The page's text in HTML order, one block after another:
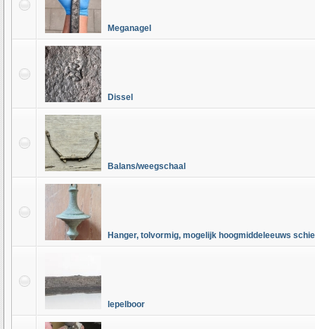
Meganagel
Dissel
Balans/weegschaal
Hanger, tolvormig, mogelijk hoogmiddeleeuws
lepelboor